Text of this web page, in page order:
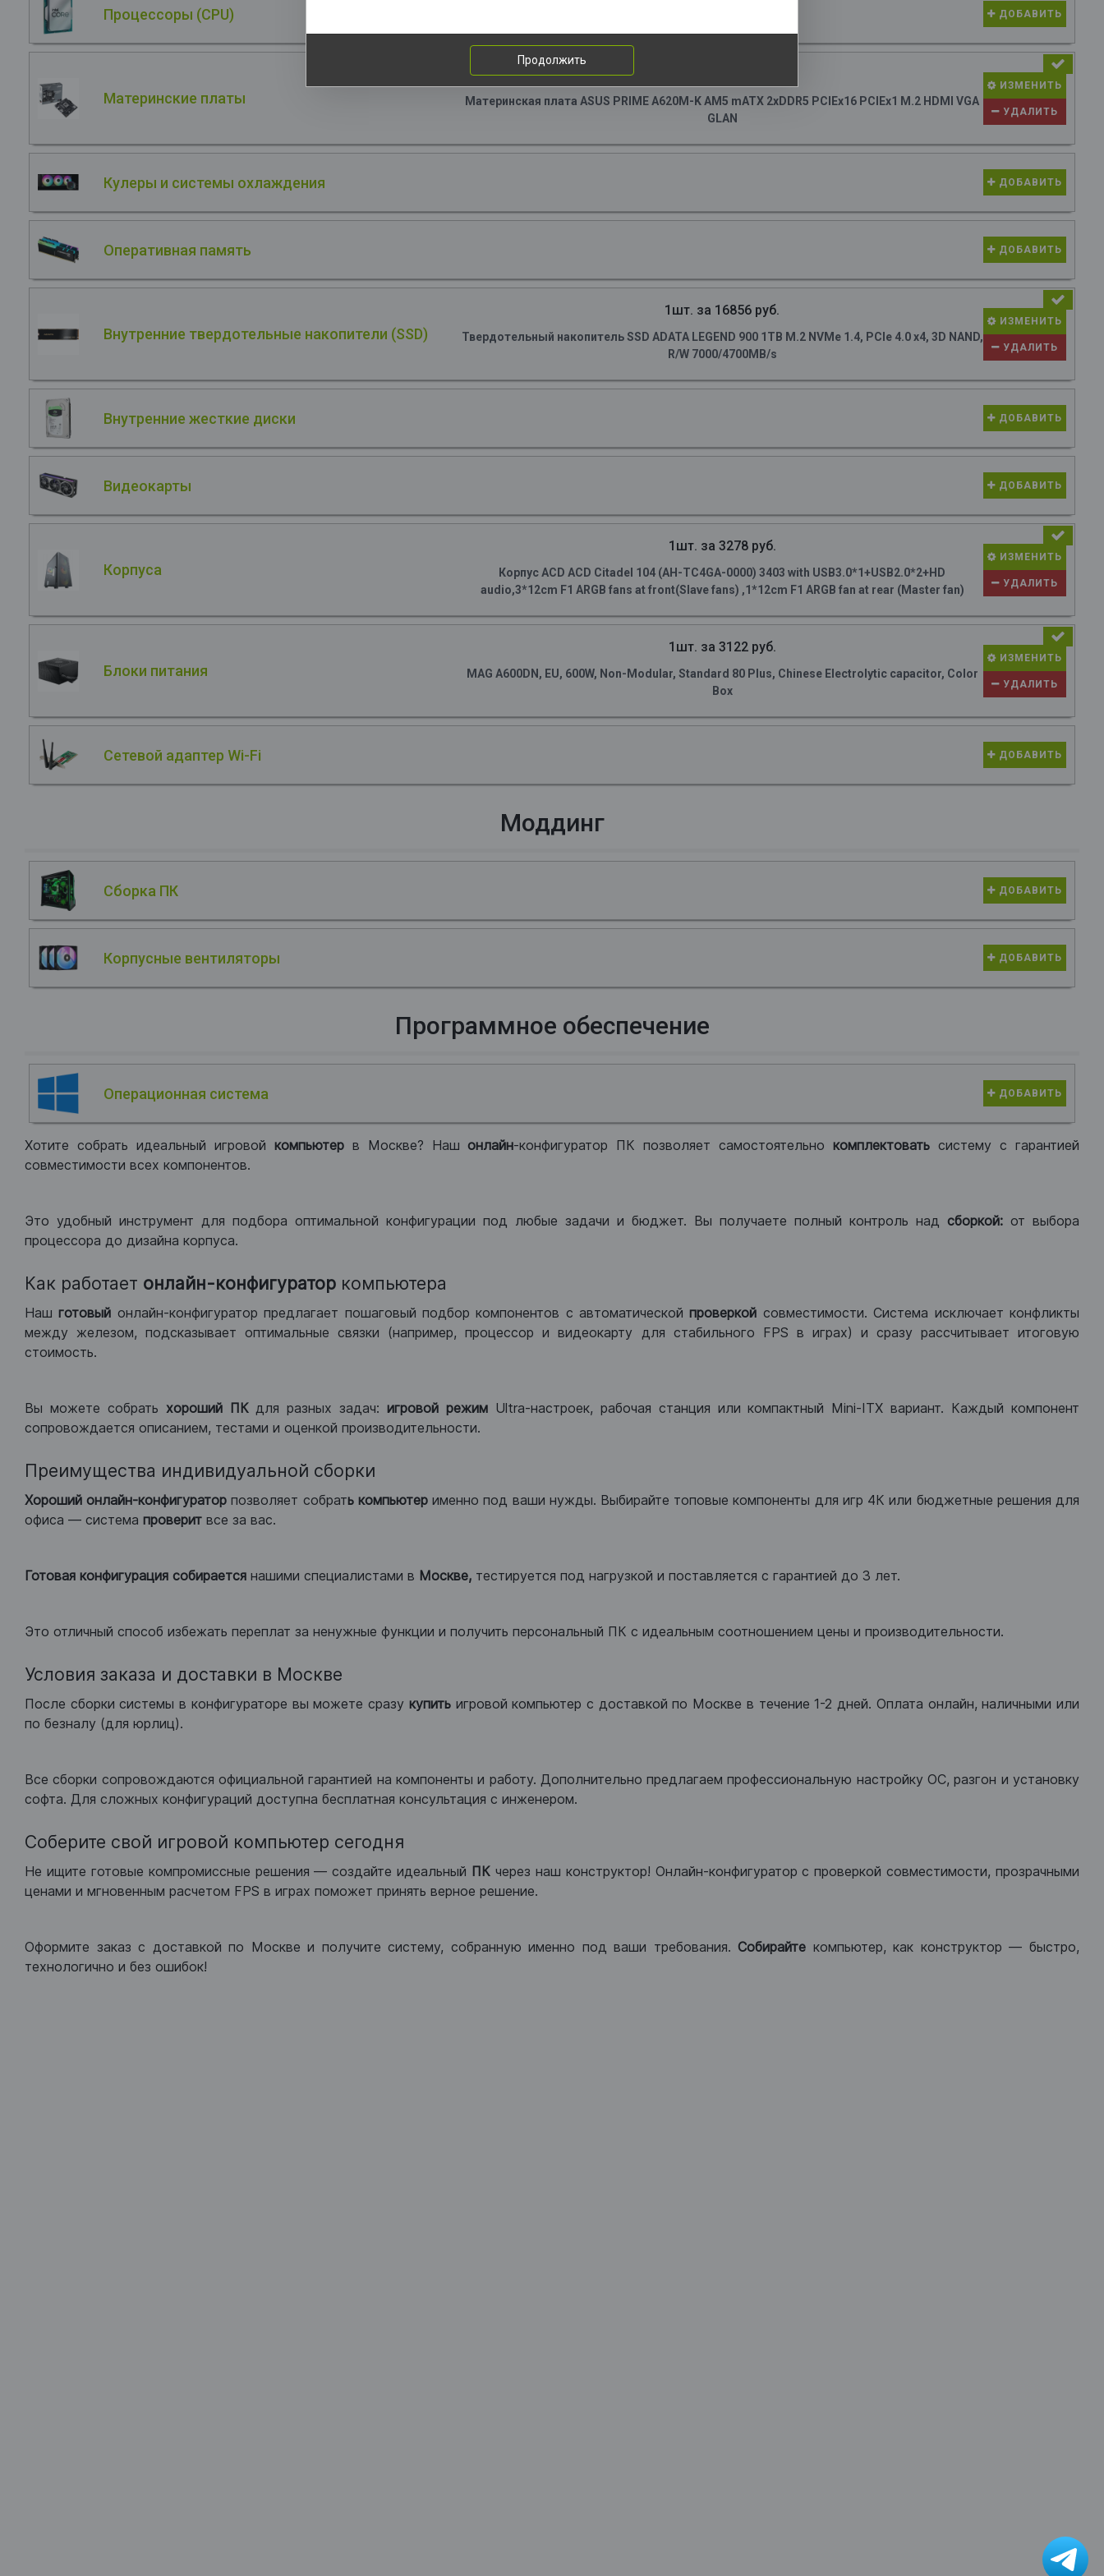
Процессоры (CPU) ДОБАВИТЬ
Материнские платы
Материнская плата ASUS PRIME A620M-K AM5 mATX 2xDDR5 PCIEx16 PCIEx1 M.2 HDMI VGA
GLAN
ИЗМЕНИТЬ
УДАЛИТЬ
Кулеры и системы охлаждения ДОБАВИТЬ
Оперативная память ДОБАВИТЬ
Внутренние твердотельные накопители (SSD)
1шт. за 16856 руб.
Твердотельный накопитель SSD ADATA LEGEND 900 1TB M.2 NVMe 1.4, PCIe 4.0 x4, 3D NAND,
R/W 7000/4700MB/s
ИЗМЕНИТЬ
УДАЛИТЬ
Внутренние жесткие диски ДОБАВИТЬ
Видеокарты ДОБАВИТЬ
Корпуса
1шт. за 3278 руб.
Корпус ACD ACD Citadel 104 (AH-TC4GA-0000) 3403 with USB3.0*1+USB2.0*2+HD
audio,3*12cm F1 ARGB fans at front(Slave fans) ,1*12cm F1 ARGB fan at rear (Master fan)
ИЗМЕНИТЬ
УДАЛИТЬ
Блоки питания
1шт. за 3122 руб.
MAG A600DN, EU, 600W, Non-Modular, Standard 80 Plus, Chinese Electrolytic capacitor, Color
Box
ИЗМЕНИТЬ
УДАЛИТЬ
Сетевой адаптер Wi-Fi ДОБАВИТЬ
Моддинг
Сборка ПК ДОБАВИТЬ
Корпусные вентиляторы ДОБАВИТЬ
Программное обеспечение
Операционная система ДОБАВИТЬ
Хотите собрать идеальный игровой компьютер в Москве? Нашонлайн-конфигуратор ПК позволяет самостоятельно комплектоватьсистему с гарантией
совместимости всех компонентов.
Это удобный инструмент для подбора оптимальной конфигурации под любые задачи и бюджет. Вы получаете полный контроль над сборкой: от выбора
процессора до дизайна корпуса.
Как работает онлайн-конфигуратор компьютера
Нашготовый онлайн-конфигуратор предлагает пошаговый подбор компонентов с автоматическойпроверкой совместимости. Система исключает конфликты
между железом, подсказывает оптимальные связки (например, процессор и видеокарту для стабильного FPS в играх) и сразу рассчитывает итоговую
стоимость.
Вы можете собрать хороший ПКдля разных задач:игровой режим Ultra-настроек, рабочая станция или компактный Mini-ITX вариант. Каждый компонент
сопровождается описанием, тестами и оценкой производительности.
Преимущества индивидуальной сборки
Хороший онлайн-конфигуратор позволяет собрать компьютерименно под ваши нужды. Выбирайте топовые компоненты для игр 4К или бюджетные решения для
офиса — система проверит все за вас.
Готовая конфигурация собирается нашими специалистами в Москве, тестируется под нагрузкой и поставляется с гарантией до 3 лет.
Это отличный способ избежать переплат за ненужные функции и получить персональный ПК с идеальным соотношением цены и производительности.
Условия заказа и доставки в Москве
После сборки системы в конфигураторе вы можете сразу купитьигровой компьютер с доставкой по Москве в течение 1-2 дней. Оплата онлайн, наличными или
по безналу (для юрлиц).
Все сборки сопровождаются официальной гарантией на компоненты и работу. Дополнительно предлагаем профессиональную настройку ОС, разгон и установку
софта. Для сложных конфигураций доступна бесплатная консультация с инженером.
Соберите свой игровой компьютер сегодня
Не ищите готовые компромиссные решения — создайте идеальный ПК через наш конструктор! Онлайн-конфигуратор с проверкой совместимости, прозрачными
ценами и мгновенным расчетом FPS в играх поможет принять верное решение.
Оформите заказ с доставкой по Москве и получите систему, собранную именно под ваши требования.Собирайте компьютер, как конструктор — быстро,
технологично и без ошибок!
Продолжить